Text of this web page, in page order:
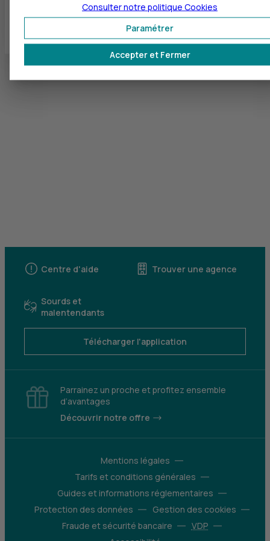
Toutes les localités
Centre d'aide Trouver une agence
Sourds et
malentendants
Télécharger l'application
Parrainez un proche et profitez ensemble
d’avantages
Découvrir notre offre
Mentions légales
Tarifs et conditions générales
Guides et informations réglementaires
Protection des données
Gestion des cookies
Fraude et sécurité bancaire
VDP
Accepter et Fermer
Paramétrer
Consulter notre politique Cookies